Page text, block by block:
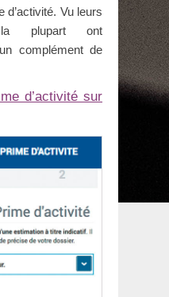
d’activité. Vu leurs
plupart ont
complément de
d’activité sur